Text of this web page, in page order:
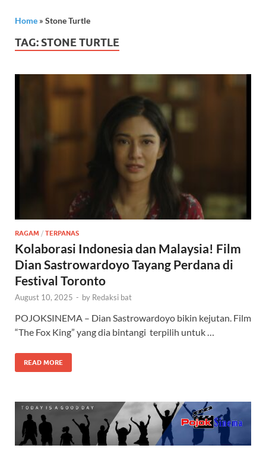
Home » Stone Turtle
TAG: STONE TURTLE
RAGAM / TERPANAS
Kolaborasi Indonesia dan Malaysia! Film
Dian Sastrowardoyo Tayang Perdana di
Festival Toronto
August 10, 2025 - by Redaksi bat
POJOKSINEMA – Dian Sastrowardoyo bikin kejutan. Film
“The Fox King” yang dia bintangi terpilih untuk …
READ MORE